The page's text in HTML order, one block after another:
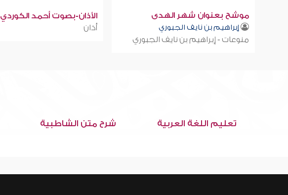
موشح بعنوان شهر الهدى
إبراهيم بن نايف الجبوري
منوعات - إبراهيم بن نايف الجبوري
الأذان-بصوت أحمد الكوردي
أذان
تعليم اللغة العربية شرح متن الشاطبية